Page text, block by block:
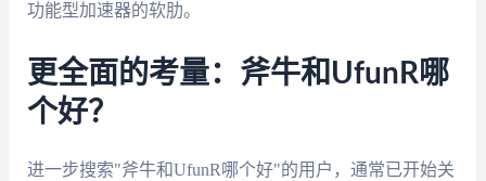
功能型加速器的软肋。
更全面的考量：斧牛和UfunR哪
个好？
进一步搜索"斧牛和UfunR哪个好"的用户，通常已开始关